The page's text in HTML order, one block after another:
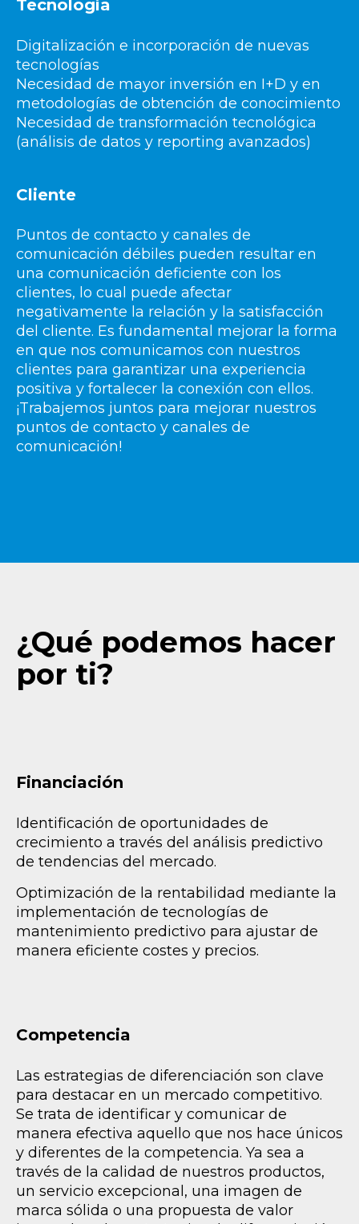
Tecnología
Digitalización e incorporación de nuevas
tecnologías
Necesidad de mayor inversión en I+D y en
metodologías de obtención de conocimiento
Necesidad de transformación tecnológica
(análisis de datos y reporting avanzados)
Cliente
Puntos de contacto y canales de
comunicación débiles pueden resultar en
una comunicación deficiente con los
clientes, lo cual puede afectar
negativamente la relación y la satisfacción
del cliente. Es fundamental mejorar la forma
en que nos comunicamos con nuestros
clientes para garantizar una experiencia
positiva y fortalecer la conexión con ellos.
¡Trabajemos juntos para mejorar nuestros
puntos de contacto y canales de
comunicación!
¿Qué podemos hacer
por ti?
Financiación
Identificación de oportunidades de
crecimiento a través del análisis predictivo
de tendencias del mercado.
Optimización de la rentabilidad mediante la
implementación de tecnologías de
mantenimiento predictivo para ajustar de
manera eficiente costes y precios.
Competencia
Las estrategias de diferenciación son clave
para destacar en un mercado competitivo.
Se trata de identificar y comunicar de
manera efectiva aquello que nos hace únicos
y diferentes de la competencia. Ya sea a
través de la calidad de nuestros productos,
un servicio excepcional, una imagen de
marca sólida o una propuesta de valor